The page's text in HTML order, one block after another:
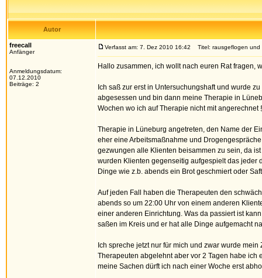
Autor
freecall
Anfänger
Anmeldungsdatum:
07.12.2010
Beiträge: 2
Verfasst am: 7. Dez 2010 16:42 Titel: rausgeflogen und
Hallo zusammen, ich wollt nach euren Rat fragen,
Ich saß zur erst in Untersuchungshaft und wurde
abgesessen und bin dann meine Therapie in
Wochen wo ich auf Therapie nicht mit
Therapie in Lüneburg angetreten, den Name der
eher eine Arbeitsmaßnahme und
gezwungen alle Klienten beisammen zu sein, da
wurden Klienten gegenseitig aufgespielt das jeder
Dinge wie z.b. abends ein Brot geschmiert oder
Auf jeden Fall haben die Therapeuten den
abends so um 22:00 Uhr von einem anderen
einer anderen Einrichtung. Was da passiert ist
saßen im Kreis und er hat alle Dinge aufgemacht
Ich spreche jetzt nur für mich und zwar wurde
Therapeuten abgelehnt aber vor 2 Tagen habe
meine Sachen dürft ich nach einer Woche erst